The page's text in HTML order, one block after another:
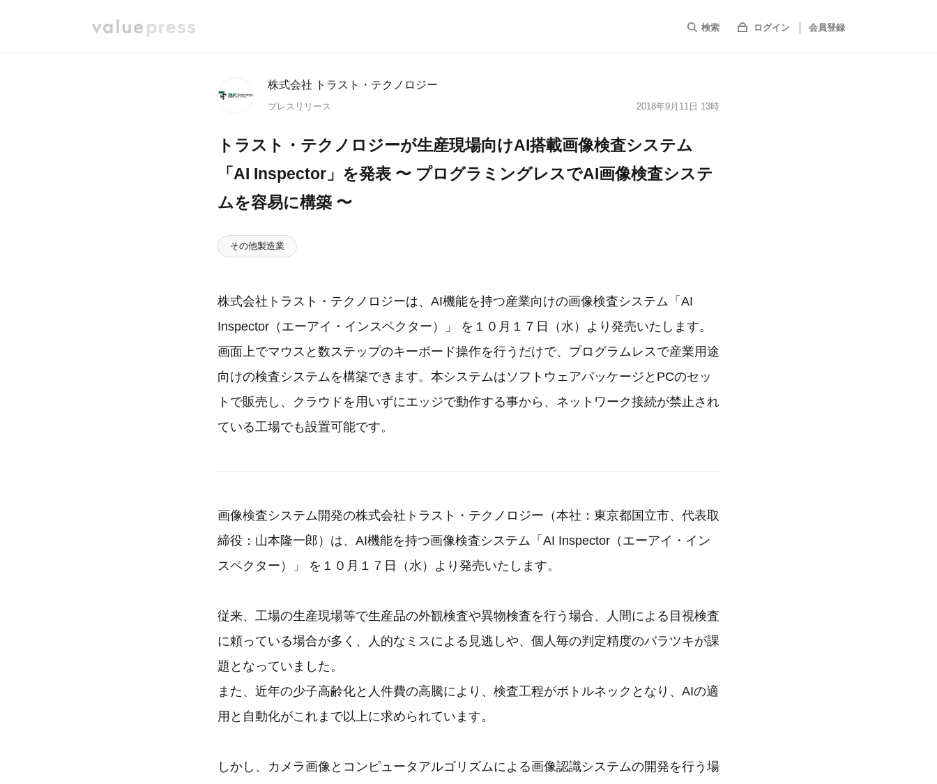
検索 ログイン 会員登録
株式会社 トラスト・テクノロジー
プレスリリース 2018年9月11日 13時
トラスト・テクノロジーが生産現場向けAI搭載画像検査システム
「AI Inspector」を発表 〜 プログラミングレスでAI画像検査システ
ムを容易に構築 〜
その他製造業
株式会社トラスト・テクノロジーは、AI機能を持つ産業向けの画像検査システム「AI
Inspector（エーアイ・インスペクター）」 を１０月１７日（水）より発売いたします。
画面上でマウスと数ステップのキーボード操作を行うだけで、プログラムレスで産業用途
向けの検査システムを構築できます。本システムはソフトウェアパッケージとPCのセッ
トで販売し、クラウドを用いずにエッジで動作する事から、ネットワーク接続が禁止され
ている工場でも設置可能です。
画像検査システム開発の株式会社トラスト・テクノロジー（本社：東京都国立市、代表取
締役：山本隆一郎）は、AI機能を持つ画像検査システム「AI Inspector（エーアイ・イン
スペクター）」 を１０月１７日（水）より発売いたします。
従来、工場の生産現場等で生産品の外観検査や異物検査を行う場合、人間による目視検査
に頼っている場合が多く、人的なミスによる見逃しや、個人毎の判定精度のバラツキが課
題となっていました。
また、近年の少子高齢化と人件費の高騰により、検査工程がボトルネックとなり、AIの適
用と自動化がこれまで以上に求められています。
しかし、カメラ画像とコンピュータアルゴリズムによる画像認識システムの開発を行う場